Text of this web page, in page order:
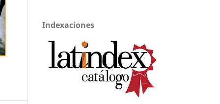
Indexaciones